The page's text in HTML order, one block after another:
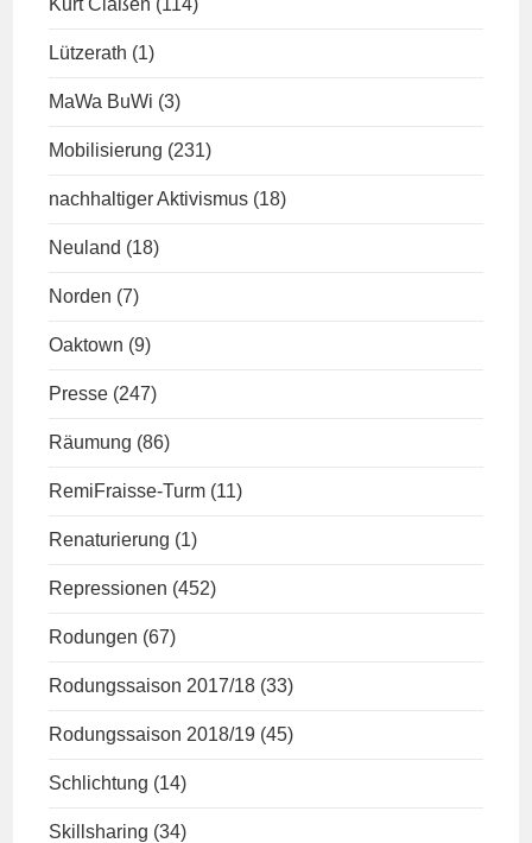
Kurt Claßen (114)
Lützerath (1)
MaWa BuWi (3)
Mobilisierung (231)
nachhaltiger Aktivismus (18)
Neuland (18)
Norden (7)
Oaktown (9)
Presse (247)
Räumung (86)
RemiFraisse-Turm (11)
Renaturierung (1)
Repressionen (452)
Rodungen (67)
Rodungssaison 2017/18 (33)
Rodungssaison 2018/19 (45)
Schlichtung (14)
Skillsharing (34)